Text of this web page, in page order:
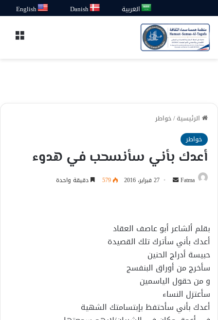
العربية Danish
English
الرئيسية/خواطر
خواطر
أعدك بأني سأنسحب في هدوء
Fatma
أرسل 27 فبراير، 2016 579 دقيقة واحدة
بقلم ألشاعر أبو عاصف العقاد
أعدك بأني سأترك تلك القصيدة
حبيسة أدراج الحنين
سأخرج من أوراق البنفسج
و من حقول الياسمين
سأعتزل النساء
أعدك بأني سأحتفظ بإبتسامتك الشهية